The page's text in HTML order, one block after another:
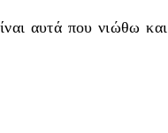
αυτά που νιώθω και